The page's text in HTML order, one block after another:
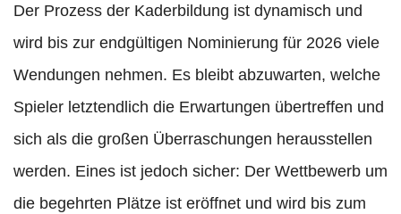
Der Prozess der Kaderbildung ist dynamisch und
wird bis zur endgültigen Nominierung für 2026 viele
Wendungen nehmen. Es bleibt abzuwarten, welche
Spieler letztendlich die Erwartungen übertreffen und
sich als die großen Überraschungen herausstellen
werden. Eines ist jedoch sicher: Der Wettbewerb um
die begehrten Plätze ist eröffnet und wird bis zum